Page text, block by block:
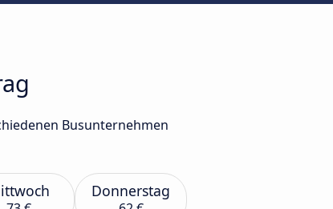
Busunternehmen
Donnerstag